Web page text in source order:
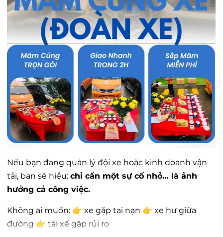
Nếu bạn đang quản lý đội xe hoặc kinh doanh vận
tải, bạn sẽ hiểu: chỉ cần một sự cố nhỏ… là ảnh
hưởng cả công việc.
Không ai muốn: 👉 xe gặp tai nạn 👉 xe hư giữa
đường 👉 tài xế gặp rủi ro